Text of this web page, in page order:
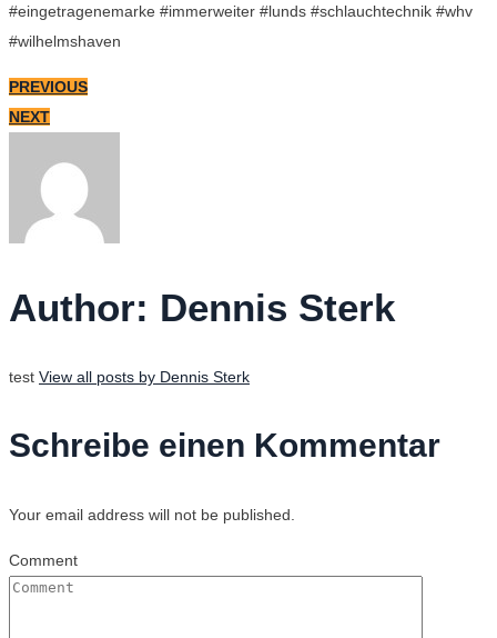
#eingetragenemarke #immerweiter #lunds #schlauchtechnik #whv
#wilhelmshaven
PREVIOUS
NEXT
Author: Dennis Sterk
test View all posts by Dennis Sterk
Schreibe einen Kommentar
Your email address will not be published.
Comment